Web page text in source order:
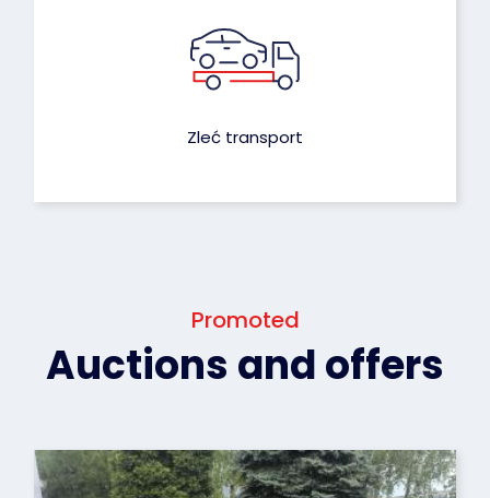
Zleć transport
Promoted
Auctions and offers